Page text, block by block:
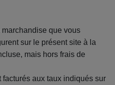
que vous
sur le présent site à la
mais hors frais de
facturés aux taux indiqués sur